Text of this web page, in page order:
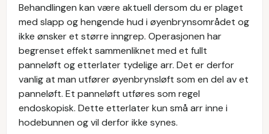
Behandlingen kan være aktuell dersom du er plaget
med slapp og hengende hud i øyenbrynsområdet og
ikke ønsker et større inngrep. Operasjonen har
begrenset effekt sammenliknet med et fullt
panneløft og etterlater tydelige arr. Det er derfor
vanlig at man utfører øyenbrynsløft som en del av et
panneløft. Et panneløft utføres som regel
endoskopisk. Dette etterlater kun små arr inne i
hodebunnen og vil derfor ikke synes.